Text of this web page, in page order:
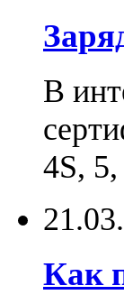
В
4S,
Как